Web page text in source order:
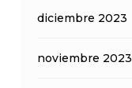
diciembre 2023
noviembre 2023